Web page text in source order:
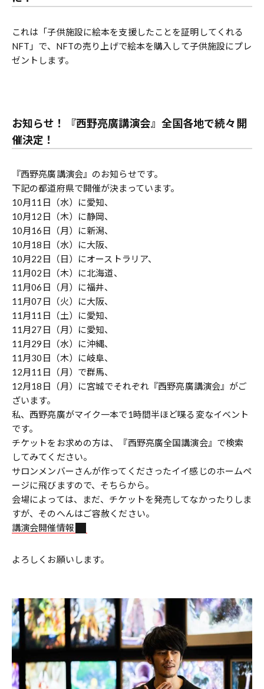
これは「子供施設に絵本を支援したことを証明してくれる
NFT」で、NFTの売り上げで絵本を購入して子供施設にプレ
ゼントします。
お知らせ！『西野亮廣講演会』全国各地で続々開
催決定！
『西野亮廣講演会』のお知らせです。
下記の都道府県で開催が決まっています。
10月11日（水）に愛知、
10月12日（木）に静岡、
10月16日（月）に新潟、
10月18日（水）に大阪、
10月22日（日）にオーストラリア、
11月02日（木）に北海道、
11月06日（月）に福井、
11月07日（火）に大阪、
11月11日（土）に愛知、
11月27日（月）に愛知、
11月29日（水）に沖縄、
11月30日（木）に岐阜、
12月11日（月）で群馬、
12月18日（月）に宮城でそれぞれ『西野亮廣講演会』がご
ざいます。
私、西野亮廣がマイク一本で1時間半ほど喋る変なイベント
です。
チケットをお求めの方は、『西野亮廣全国講演会』で検索
してみてください。
サロンメンバーさんが作ってくださったイイ感じのホームペ
ージに飛びますので、そちらから。
会場によっては、まだ、チケットを発売してなかったりしま
すが、そのへんはご容赦ください。
講演会開催情報
よろしくお願いします。